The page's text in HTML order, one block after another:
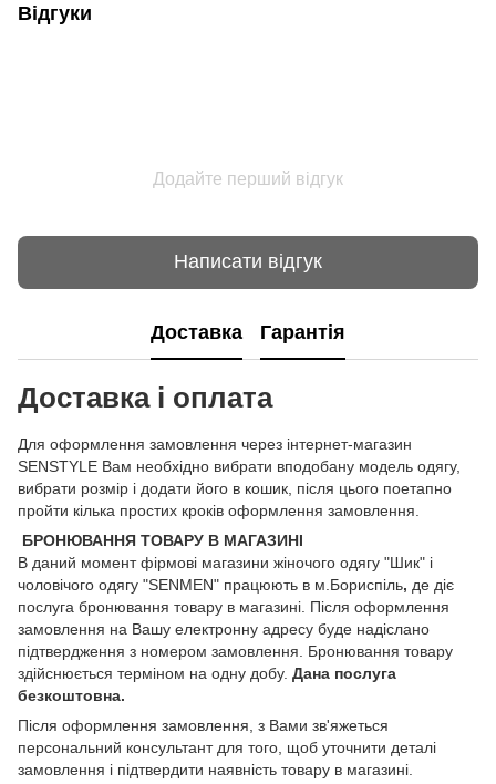
Відгуки
Додайте перший відгук
Написати відгук
Доставка Гарантія
Доставка і оплата
Для оформлення замовлення через інтернет-магазин
SENSTYLE Вам необхідно вибрати вподобану модель одягу,
вибрати розмір і додати його в кошик, після цього поетапно
пройти кілька простих кроків оформлення замовлення.
БРОНЮВАННЯ ТОВАРУ В МАГАЗИНІ
В даний момент фірмові магазини жіночого одягу "Шик" і
чоловічого одягу "SENMEN" працюють в м.Бориспіль, де діє
послуга бронювання товару в магазині. Після оформлення
замовлення на Вашу електронну адресу буде надіслано
підтвердження з номером замовлення. Бронювання товару
здійснюється терміном на одну добу. Дана послуга
безкоштовна.
Після оформлення замовлення, з Вами зв'яжеться
персональний консультант для того, щоб уточнити деталі
замовлення і підтвердити наявність товару в магазині.